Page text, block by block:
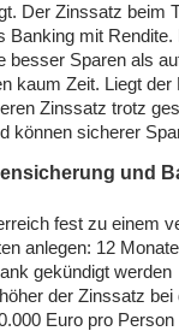
Der Zinssatz
Banking mit
Sparen als
kaum Zeit. Liegt
Zinssatz trotz
können sicherer
und
fest zu einem
anlegen: 12
gekündigt werden
der Zinssatz bei
Euro pro Person